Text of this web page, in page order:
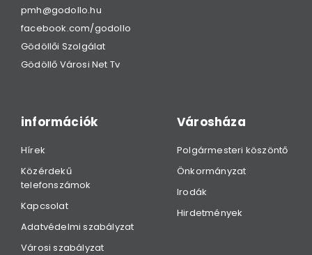
pmh@godollo.hu
facebook.com/godollo
Gödöllői Szolgálat
Gödöllő Városi Net Tv
információk
Hírek
Közérdekű
telefonszámok
Kapcsolat
Adatvédelmi szabályzat
Városi szabályzat
Városháza
Polgármesteri köszöntő
Önkormányzat
Irodák
Hirdetmények